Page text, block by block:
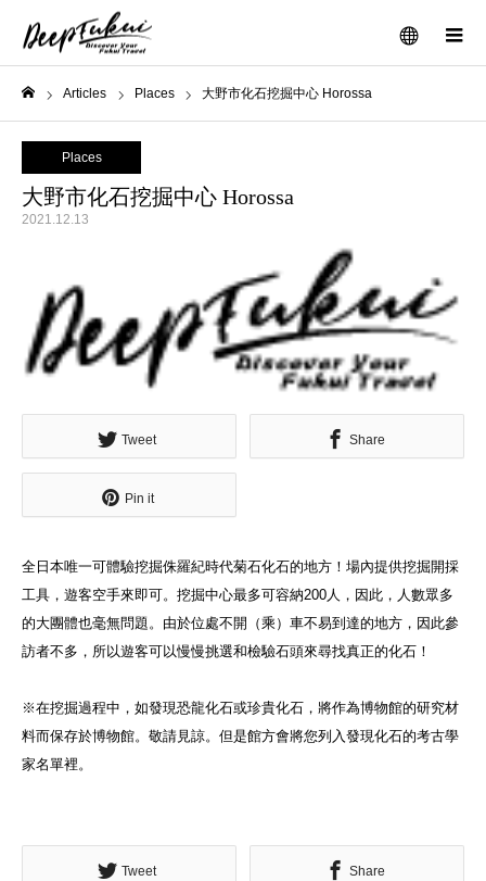
メニュー
Articles Places 大野市化石挖掘中心 Horossa
Places
大野市化石挖掘中心 Horossa
2021.12.13
Tweet Share
Pin it
全日本唯一可體驗挖掘侏羅紀時代菊石化石的地方！場內提供挖掘開採
工具，遊客空手來即可。挖掘中心最多可容納200人，因此，人數眾多
的大團體也毫無問題。由於位處不開（乘）車不易到達的地方，因此參
訪者不多，所以遊客可以慢慢挑選和檢驗石頭來尋找真正的化石！
※在挖掘過程中，如發現恐龍化石或珍貴化石，將作為博物館的研究材
料而保存於博物館。敬請見諒。但是館方會將您列入發現化石的考古學
家名單裡。
Tweet Share